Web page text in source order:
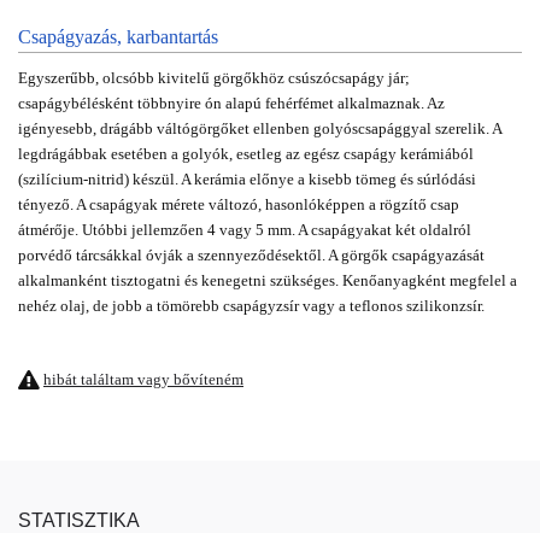
Csapágyazás, karbantartás
Egyszerűbb, olcsóbb kivitelű görgőkhöz csúszócsapágy jár;
csapágybélésként többnyire ón alapú fehérfémet alkalmaznak. Az
igényesebb, drágább váltógörgőket ellenben golyóscsapággyal szerelik. A
legdrágábbak esetében a golyók, esetleg az egész csapágy kerámiából
(szilícium-nitrid) készül. A kerámia előnye a kisebb tömeg és súrlódási
tényező. A csapágyak mérete változó, hasonlóképpen a rögzítő csap
átmérője. Utóbbi jellemzően 4 vagy 5 mm. A csapágyakat két oldalról
porvédő tárcsákkal óvják a szennyeződésektől. A görgők csapágyazását
alkalmanként tisztogatni és kenegetni szükséges. Kenőanyagként megfelel a
nehéz olaj, de jobb a tömörebb csapágyzsír vagy a teflonos szilikonzsír.
hibát találtam vagy bővíteném
STATISZTIKA